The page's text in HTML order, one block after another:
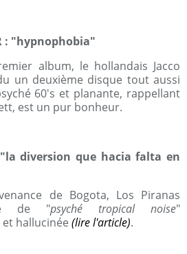
: "hypnophobia"
album, le hollandais Jacco
un deuxième disque tout aussi
60's et planante, rappellant
est un pur bonheur.
"la diversion que hacia falta en
de Bogota, Los Piranas
de "psyché tropical noise"
hallucinée (lire l'article).